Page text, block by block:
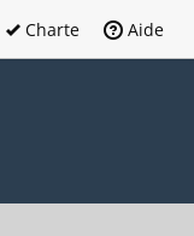
Charte Aide